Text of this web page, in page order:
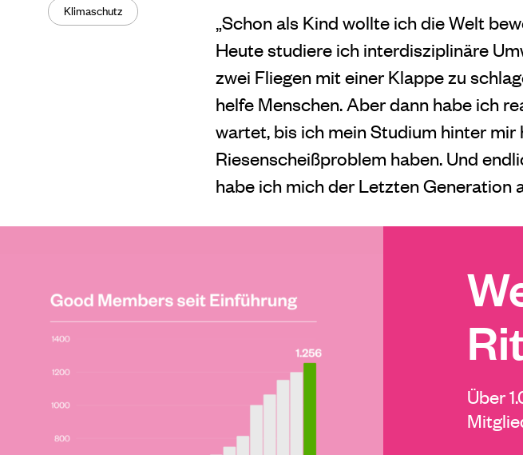
Klimaschutz
„Schon als Kind wollte ich die Welt
Heute studiere ich interdisziplinäre
zwei Fliegen mit einer Klappe zu
helfe Menschen. Aber dann habe ich
wartet, bis ich mein Studium hinter mir
Riesenscheißproblem haben. Und
habe ich mich der Letzten Generation
Über